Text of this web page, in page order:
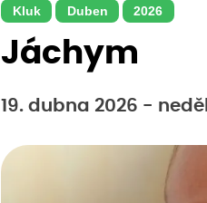
Kluk Duben 2026
Jáchym
19. dubna 2026 -